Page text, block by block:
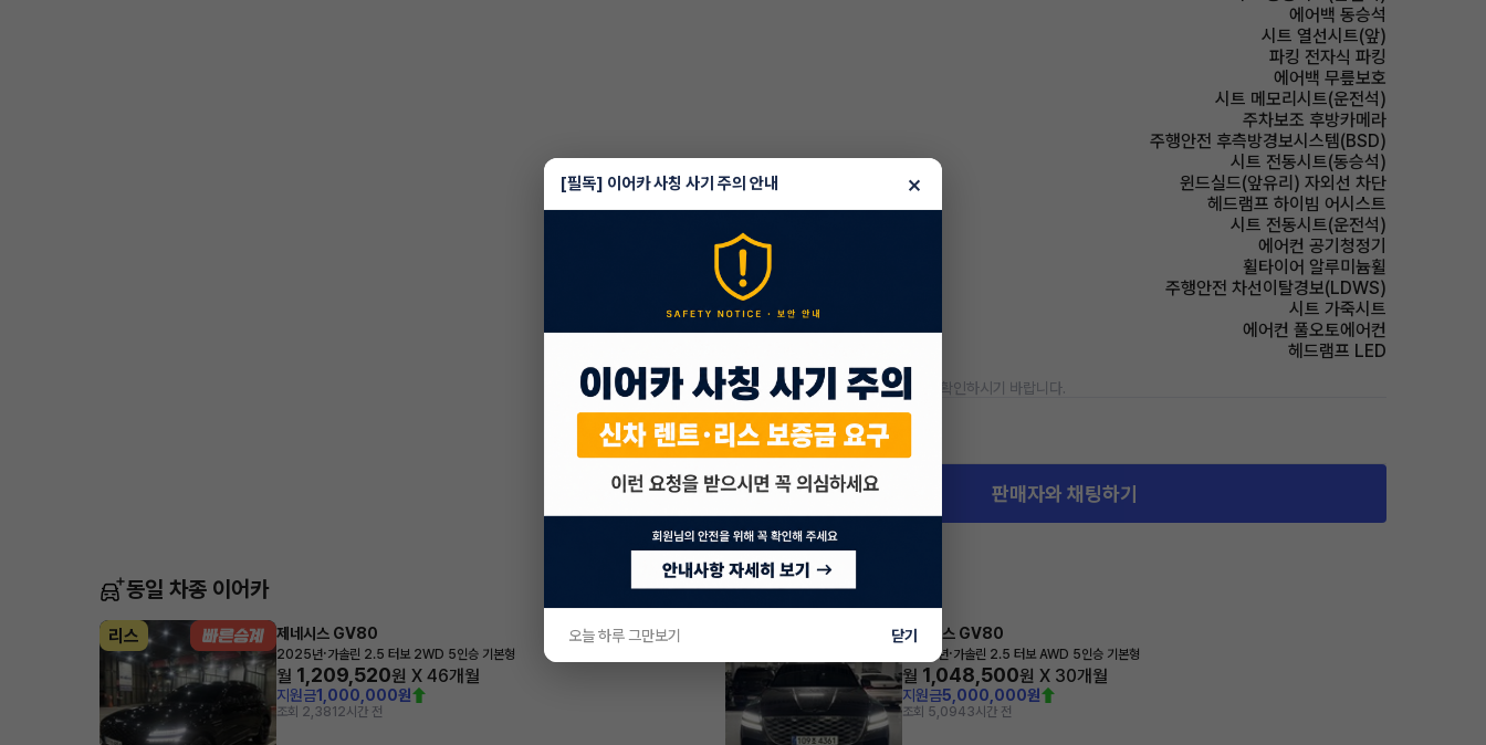
에어백 동승석
시트 열선시트(앞)
파킹 전자식 파킹
에어백 무릎보호
시트 메모리시트(운전석)
주차보조 후방카메라
주행안전 후측방경보시스템(BSD)
시트 전동시트(동승석)
윈드실드(앞유리) 자외선 차단
헤드램프 하이빔 어시스트
시트 전동시트(운전석)
에어컨 공기청정기
휠타이어 알루미늄휠
주행안전 차선이탈경보(LDWS)
시트 가죽시트
에어컨 풀오토에어컨
헤드램프 LED
* 정확한 정보는 판매자와 반드시 확인하시기 바랍니다.
차량 위치
부산 연제구 연산동
판매자와 채팅하기
동일 차종 이어카
리스 제네시스 GV80
2025년·가솔린 2.5 터보 2WD 5인승 기본형
월 1,209,520원 X 46개월
지원금1,000,000원
조회 2,381 2시간 전
제네시스 GV80
2024년·가솔린 2.5 터보 AWD 5인승 기본형
월 1,048,500원 X 30개월
지원금5,000,000원
조회 5,0943시간 전
[필독] 이어카 사칭 사기 주의 안내 ×
오늘 하루 그만보기 닫기